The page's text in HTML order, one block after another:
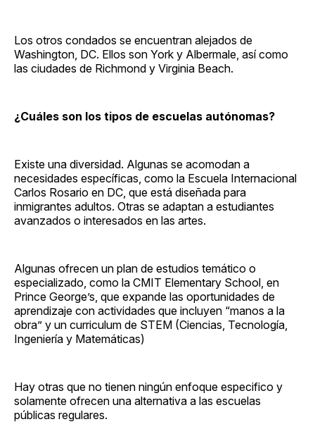
Los otros condados se encuentran alejados de
Washington, DC. Ellos son York y Albermale, así como
las ciudades de Richmond y Virginia Beach.
¿Cuáles son los tipos de escuelas autónomas?
Existe una diversidad. Algunas se acomodan a
necesidades específicas, como la Escuela Internacional
Carlos Rosario en DC, que está diseñada para
inmigrantes adultos. Otras se adaptan a estudiantes
avanzados o interesados en las artes.
Algunas ofrecen un plan de estudios temático o
especializado, como la CMIT Elementary School, en
Prince George’s, que expande las oportunidades de
aprendizaje con actividades que incluyen “manos a la
obra” y un curriculum de STEM (Ciencias, Tecnología,
Ingeniería y Matemáticas)
Hay otras que no tienen ningún enfoque especifico y
solamente ofrecen una alternativa a las escuelas
públicas regulares.